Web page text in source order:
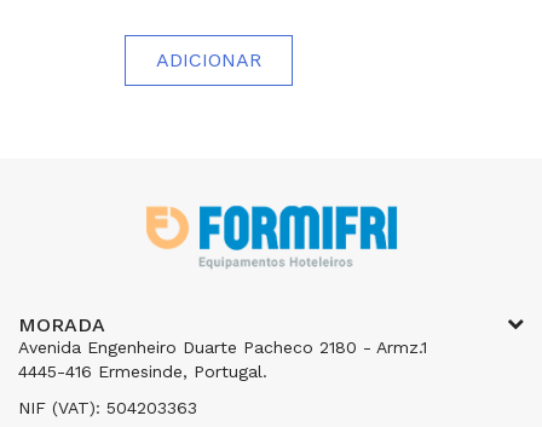
ADICIONAR
MORADA
Avenida Engenheiro Duarte Pacheco 2180 - Armz.1
4445-416 Ermesinde, Portugal.
NIF (VAT): 504203363